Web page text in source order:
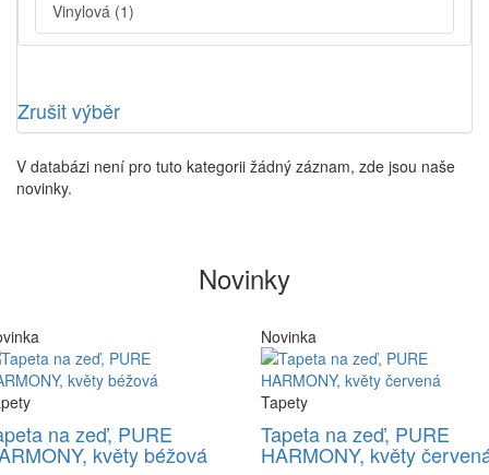
Vinylová (1)
Zrušit výběr
V databázi není pro tuto kategorii žádný záznam, zde jsou naše
novinky.
Novinky
na zeď, PURE
květy béžová
Novinka
Tapety
Tapeta na zeď, PURE
HARMONY, květy